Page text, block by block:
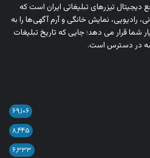
دیجیتال تیزرهای تبلیغاتی ایران است که
رادیویی، نمایش خانگی و آرم‌ آگهی‌ها را به‌
شما قرار می‌ دهد؛ جایی که تاریخ تبلیغات
در دسترس است.
۶۹,۱۰۶
۸,۴۴۵
۶,۳۳۳